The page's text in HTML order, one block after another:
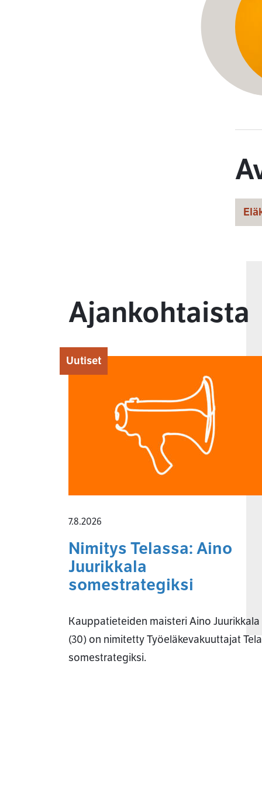
Ajankohtaista
Uutiset
7.8.2026
Nimitys Telassa: Aino
Juurikkala
somestrategiksi
Kauppatieteiden maisteri Aino Juurikkala
(30) on nimitetty Työeläkevakuuttajat
somestrategiksi.